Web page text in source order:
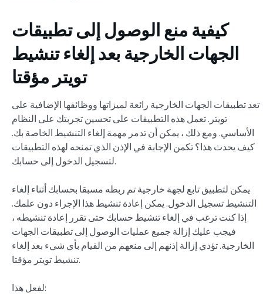
كيفية منع الوصول إلى تطبيقات
الجهات الخارجية بعد إلغاء تنشيط
تويتر مؤقتا
تعد تطبيقات الجهات الخارجية رائعة لميزاتها ووظائفها الإضافية على
تويتر. تعمل هذه التطبيقات على تحسين تجربتك على النظام
الأساسي. ومع ذلك ، يمكن أن تدمر مهمة إلغاء التنشيط الخاصة بك.
كيف يحدث هذا؟ تكمن الإجابة في الإذن الذي تمنحه لهذه التطبيقات
لتسجيل الدخول إلى حسابك.
يمكن لتطبيق تابع لجهة خارجية تم ربطه مسبقا بحسابك أثناء إلغاء
التنشيط تسجيل الدخول. يمكن إعادة تنشيط هذا الإجراء دون علمك.
إذا كنت ترغب في إلغاء تنشيط حسابك حتى تقرر إعادة تنشيطه ،
فيجب عليك إزالة جميع عمليات الوصول إلى تطبيقات الجهات
الخارجية. تؤدي إزالة إذنهم إلى منعهم من القيام بأي شيء بعد إلغاء
تنشيط تويتر مؤقتا.
لفعل هذا: